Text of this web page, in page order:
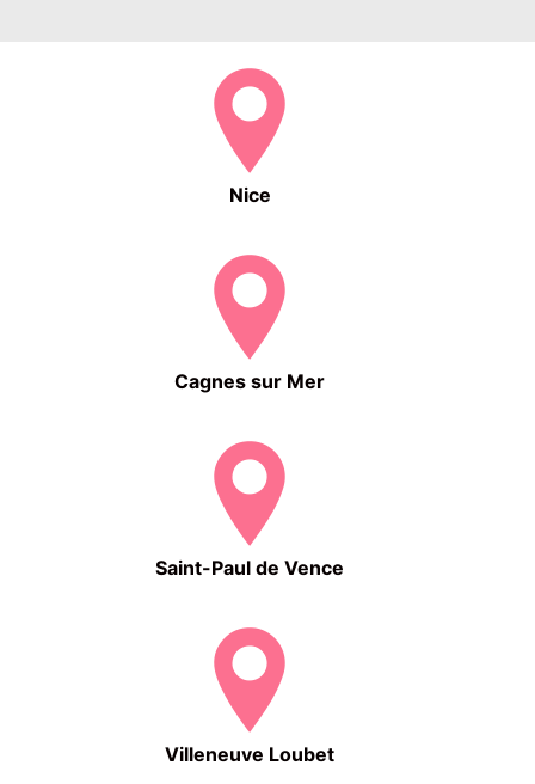
Nice
Cagnes sur Mer
Saint-Paul de Vence
Villeneuve Loubet